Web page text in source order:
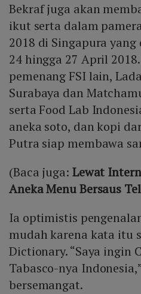
Bekraf juga akan
ikut serta dalam
2018 di Singapura
24 hingga 27 April
pemenang FSI lain,
Surabaya dan
serta Food Lab
aneka soto, dan kopi
Putra siap membawa
(Baca juga: Lewat
Aneka Menu Bersaus
Ia optimistis
mudah karena kata itu
Dictionary. “Saya ingin
Tabasco-nya
bersemangat.